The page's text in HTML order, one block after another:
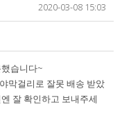
2020-03-08 15:03
습니다~
막걸리로 잘못 배송 받았
잘 확인하고 보내주세